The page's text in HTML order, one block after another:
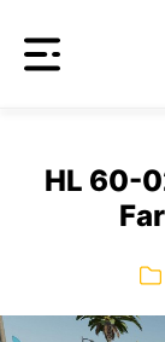
HL 60-